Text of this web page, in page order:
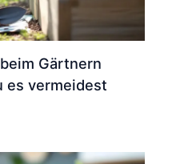
Gärtnern
es vermeidest